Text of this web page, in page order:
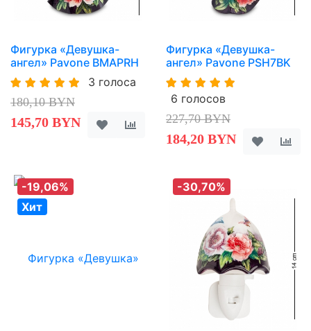
Фигурка «Девушка-
ангел» Pavone BMAPRH
3 голоса
180,10 BYN
145,70 BYN
Фигурка «Девушка-
ангел» Pavone PSH7BK
6 голосов
227,70 BYN
184,20 BYN
-19,06%
Хит
-30,70%